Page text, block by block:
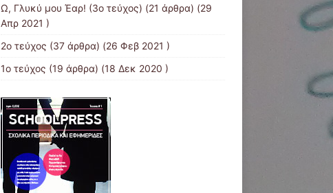
Ω, Γλυκύ μου Έαρ! (3ο τεύχος) (21 άρθρα) (29
Απρ 2021 )
2o τεύχος (37 άρθρα) (26 Φεβ 2021 )
1ο τεύχος (19 άρθρα) (18 Δεκ 2020 )